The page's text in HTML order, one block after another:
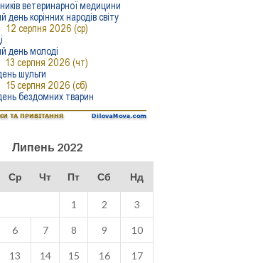
Липень 2022
Ср Чт Пт Сб Нд
1 2 3
6 7 8 9 10
13 14 15 16 17